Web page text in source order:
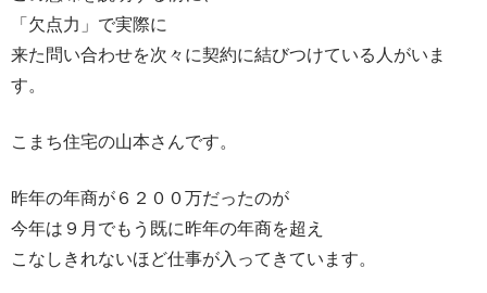
「欠点力」で実際に
来た問い合わせを次々に契約に結びつけている人がいま
す。
こまち住宅の山本さんです。
昨年の年商が６２００万だったのが
今年は９月でもう既に昨年の年商を超え
こなしきれないほど仕事が入ってきています。